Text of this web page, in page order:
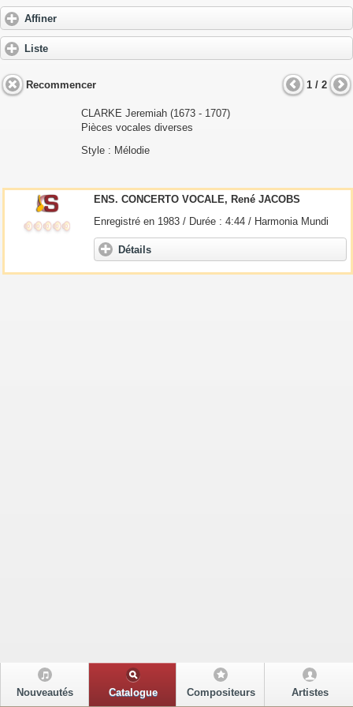
Affiner
Liste
Recommencer 1 / 2
CLARKE Jeremiah (1673 - 1707)
Pièces vocales diverses
Style : Mélodie
ENS. CONCERTO VOCALE, René JACOBS
Enregistré en 1983 / Durée : 4:44 / Harmonia Mundi
Détails
Nouveautés Catalogue Compositeurs Artistes